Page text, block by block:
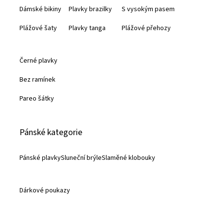
Dámské bikiny
Plážové šaty
Plavky brazilky
Plavky tanga
S vysokým pasem
Plážové přehozy
Černé plavky
Bez ramínek
Pareo šátky
Pánské kategorie
Pánské plavkySluneční brýleSlaměné klobouky
Dárkové poukazy